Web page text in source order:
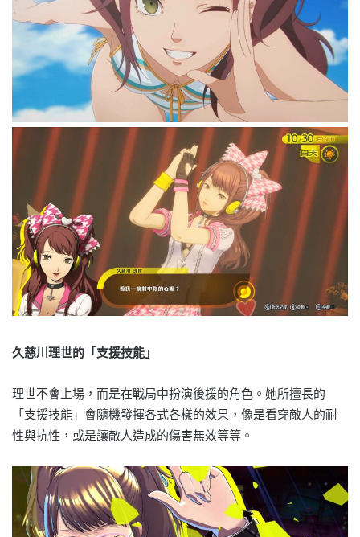
久慈川理世的「支援技能」
理世不會上場，而是在戰局中扮演後援的角色。她所擅長的
「支援技能」會隨機發揮各式各樣的效果，像是看穿敵人的耐
性與抗性，或是讓敵人造成的傷害無效等等。